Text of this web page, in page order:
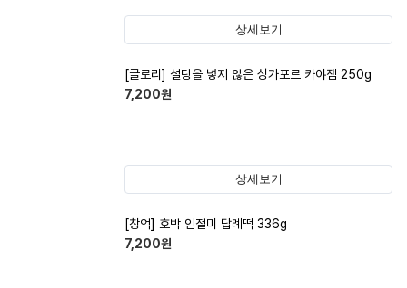
상세보기
[글로리] 설탕을 넣지 않은 싱가포르 카야잼 250g
7,200원
상세보기
[창억] 호박 인절미 답례떡 336g
7,200원